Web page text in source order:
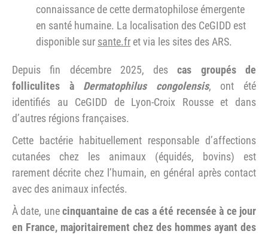
connaissance de cette dermatophilose émergente
en santé humaine. La localisation des CeGIDD est
disponible sur sante.fr et via les sites des ARS.
Depuis fin décembre 2025, descas groupés de
folliculites à Dermatophilus congolensis, ont été
identifiés au CeGIDD de Lyon-Croix Rousse et dans
d’autres régions françaises.
Cette bactérie habituellement responsable d’affections
cutanées chez les animaux (équidés, bovins) est
rarement décrite chez l’humain, en général après contact
avec des animaux infectés.
À date, unecinquantaine de cas a été recensée à ce jour
en France, majoritairement chez des hommes ayant des